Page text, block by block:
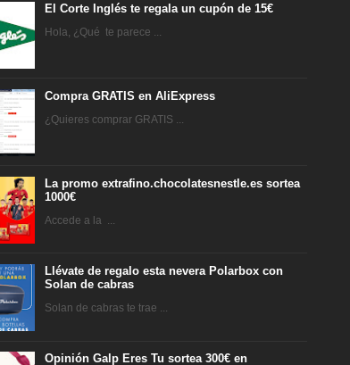
El Corte Inglés te regala un cupón de 15€
Hola, ¿Qué te parece ...
Compra GRATIS en AliExpress
¿Quieres comprar GRATIS ...
La promo extrafino.chocolatesnestle.es sortea
1000€
Accede a la ...
Llévate de regalo esta nevera Polarbox con
Solan de cabras
Solan de cabras te trae ...
Opinión Galp Eres Tu sortea 300€ en